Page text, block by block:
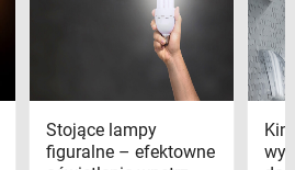
Stojące lampy
figuralne – efektowne